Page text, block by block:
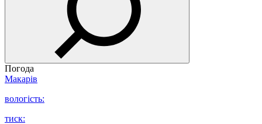
Погода
Макарів
вологість:
тиск: